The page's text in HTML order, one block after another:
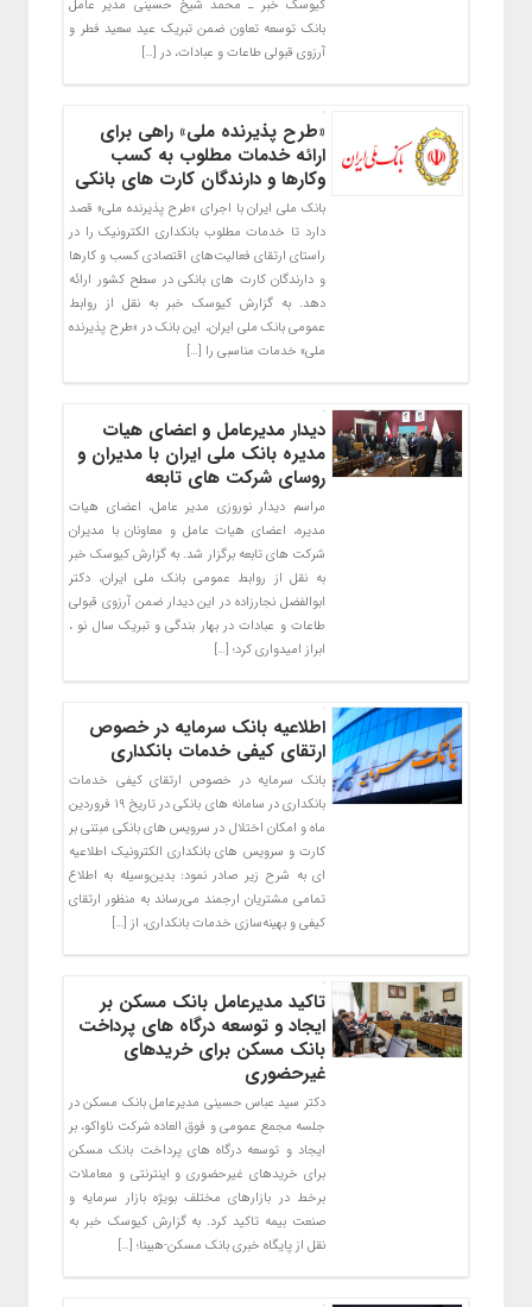
کیوسک خبر ـ محمد شیخ حسینی مدیر عامل
بانک توسعه تعاون ضمن تبریک عید سعید فطر و
آرزوی قبولی طاعات و عبادات، در […]
«طرح پذیرنده ملی» راهی برای
ارائه خدمات مطلوب به کسب
وکارها و دارندگان کارت های بانکی
بانک ملی ایران با اجرای «طرح پذیرنده ملی» قصد
دارد تا خدمات مطلوب بانکداری الکترونیک را در
راستای ارتقای فعالیت‌های اقتصادی کسب و کارها
و دارندگان کارت های بانکی در سطح کشور ارائه
دهد. به گزارش کیوسک خبر به نقل از روابط
عمومی بانک ملی ایران، این بانک در «طرح پذیرنده
ملی» خدمات مناسبی را […]
دیدار مدیرعامل و اعضای هیات
مدیره بانک ملی ایران با مدیران و
روسای شرکت های تابعه
مراسم دیدار نوروزی مدیر عامل، اعضای هیات
مدیره، اعضای هیات عامل و معاونان با مدیران
شرکت های تابعه برگزار شد. به گزارش کیوسک خبر
به نقل از روابط عمومی بانک ملی ایران، دکتر
ابوالفضل نجارزاده در این دیدار ضمن آرزوی قبولی
طاعات و عبادات در بهار بندگی و تبریک سال نو ،
ابراز امیدواری کرد؛ […]
اطلاعیه بانک سرمایه در خصوص
ارتقای کیفی خدمات بانکداری
بانک سرمایه در خصوص ارتقای کیفی خدمات
بانکداری در سامانه های بانکی در تاریخ ۱۹ فروردین
ماه و امکان اختلال در سرویس های بانکی مبتنی بر
کارت و سرویس های بانکداری الکترونیک اطلاعیه
ای به شرح زیر صادر نمود: بدین‌وسیله به اطلاع
تمامی مشتریان ارجمند می‌رساند به منظور ارتقای
کیفی و بهینه‌سازی خدمات بانکداری، از […]
تاکید مدیرعامل بانک مسکن بر
ایجاد و توسعه درگاه های پرداخت
بانک مسکن برای خریدهای
غیرحضوری
دکتر سید عباس حسینی مدیرعامل بانک مسکن در
جلسه مجمع عمومی و فوق العاده شرکت ناواکو، بر
ایجاد و توسعه درگاه های پرداخت بانک مسکن
برای خریدهای غیرحضوری و اینترنتی و معاملات
برخط در بازارهای مختلف بویژه بازار سرمایه و
صنعت بیمه تاکید کرد. به گزارش کیوسک خبر به
نقل از پایگاه خبری بانک مسکن-هیبنا؛ […]